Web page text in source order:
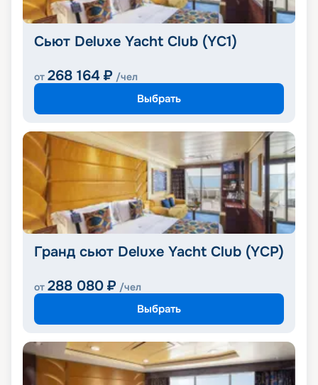
Сьют Deluxe Yacht Club (YC1)
от 268 164 ₽ /чел
Выбрать
Гранд сьют Deluxe Yacht Club (YCP)
от 288 080 ₽ /чел
Выбрать